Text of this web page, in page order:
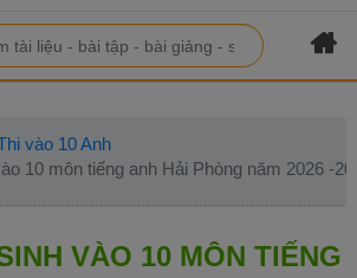
vào 10 Anh
10 môn tiếng anh Hải Phòng năm 2026 -
VÀO 10 MÔN TIẾNG